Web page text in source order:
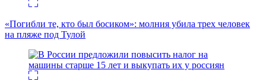
«Погибли те, кто был босиком»: молния убила трех человек
на пляже под Тулой